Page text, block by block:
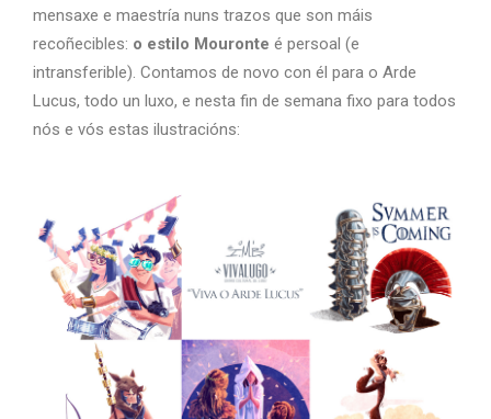
mensaxe e maestría nuns trazos que son máis
recoñecibles: o estilo Mouronte é persoal (e
intransferible). Contamos de novo con él para o Arde
Lucus, todo un luxo, e nesta fin de semana fixo para todos
nós e vós estas ilustracións: